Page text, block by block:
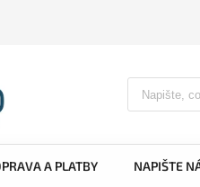
A PLATBY NAPIŠTE